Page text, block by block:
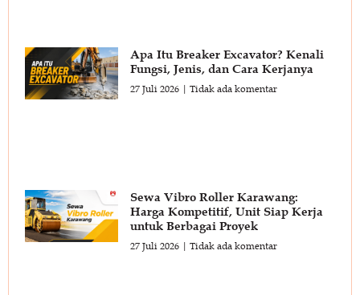
Apa Itu Breaker Excavator? Kenali
Fungsi, Jenis, dan Cara Kerjanya
27 Juli 2026 Tidak ada komentar
Sewa Vibro Roller Karawang:
Harga Kompetitif, Unit Siap Kerja
untuk Berbagai Proyek
27 Juli 2026 Tidak ada komentar